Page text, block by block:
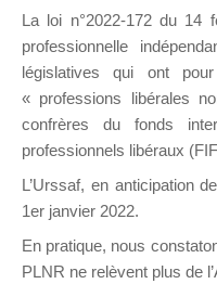
La loi n°2022-172 du 14
professionnelle
législatives qui ont
« professions libérales
confrères du fonds
professionnels libéraux
L’Urssaf, en anticipation
1er janvier 2022.
En pratique, nous
PLNR ne relèvent plus de